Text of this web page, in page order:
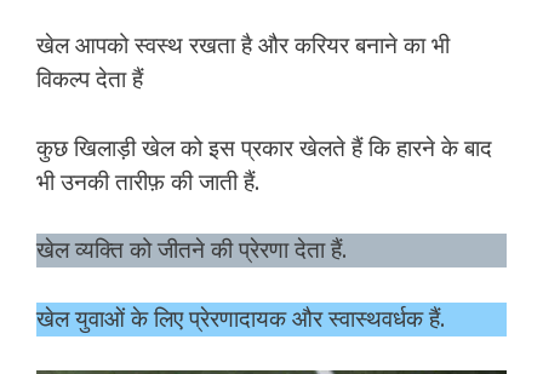
खेल आपको स्वस्थ रखता है और करियर बनाने का भी
विकल्प देता हैं
कुछ खिलाड़ी खेल को इस प्रकार खेलते हैं कि हारने के बाद
भी उनकी तारीफ़ की जाती हैं.
खेल व्यक्ति को जीतने की प्रेरणा देता हैं.
खेल युवाओं के लिए प्रेरणादायक और स्वास्थवर्धक हैं.